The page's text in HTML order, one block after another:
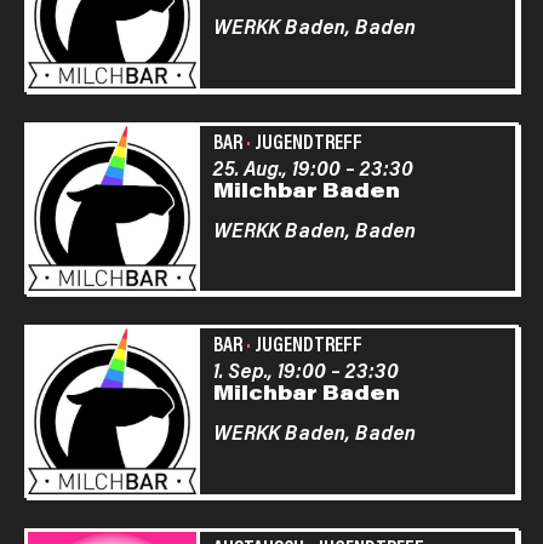
WERKK Baden, Baden
BAR· JUGENDTREFF
Milchbar Baden
25. Aug., 19:00–23:30
WERKK Baden, Baden
BAR· JUGENDTREFF
Milchbar Baden
1. Sep., 19:00–23:30
WERKK Baden, Baden